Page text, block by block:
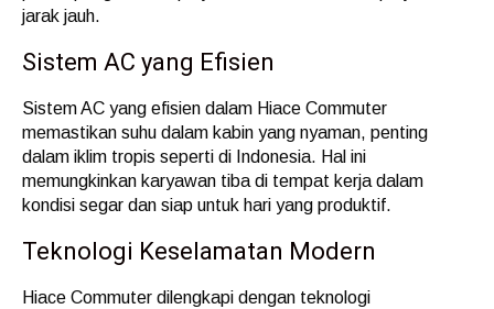
jarak jauh.
Sistem AC yang Efisien
Sistem AC yang efisien dalam Hiace Commuter
memastikan suhu dalam kabin yang nyaman, penting
dalam iklim tropis seperti di Indonesia. Hal ini
memungkinkan karyawan tiba di tempat kerja dalam
kondisi segar dan siap untuk hari yang produktif.
Teknologi Keselamatan Modern
Hiace Commuter dilengkapi dengan teknologi